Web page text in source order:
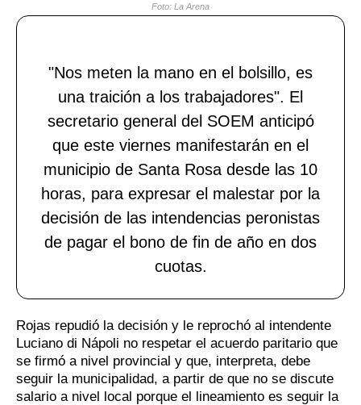
Foto: La Arena
"Nos meten la mano en el bolsillo, es
una traición a los trabajadores". El
secretario general del SOEM anticipó
que este viernes manifestarán en el
municipio de Santa Rosa desde las 10
horas, para expresar el malestar por la
decisión de las intendencias peronistas
de pagar el bono de fin de año en dos
cuotas.
Rojas repudió la decisión y le reprochó al intendente
Luciano di Nápoli no respetar el acuerdo paritario que
se firmó a nivel provincial y que, interpreta, debe
seguir la municipalidad, a partir de que no se discute
salario a nivel local porque el lineamiento es seguir la